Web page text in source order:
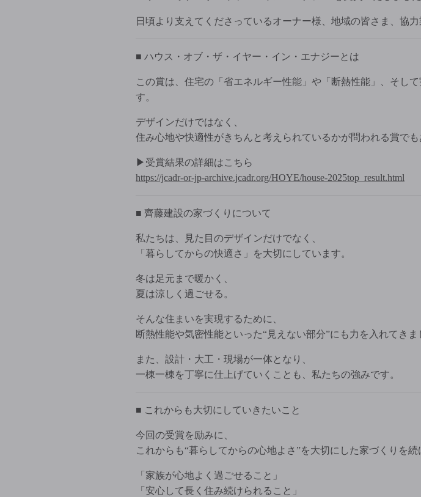
日頃より支えてくださっているオーナー様、地域の皆さま、協
■ ハウス・オブ・ザ・イヤー・イン・エナジーとは
この賞は、住宅の「省エネルギー性能」や「断熱性能」、そし
す。
デザインだけではなく、
住み心地や快適性がきちんと考えられているかが問われる賞でも
▶受賞結果の詳細はこちら
https://jcadr-or-jp-archive.jcadr.org/HOYE/house-2025top_result.html
■ 齊藤建設の家づくりについて
私たちは、見た目のデザインだけでなく、
「暮らしてからの快適さ」を大切にしています。
冬は足元まで暖かく、
夏は涼しく過ごせる。
そんな住まいを実現するために、
断熱性能や気密性能といった“見えない部分”にも力を入れてきま
また、設計・大工・現場が一体となり、
一棟一棟を丁寧に仕上げていくことも、私たちの強みです。
■ これからも大切にしていきたいこと
今回の受賞を励みに、
これからも“暮らしてからの心地よさ”を大切にした家づくりを続
「家族が心地よく過ごせること」
「安心して長く住み続けられること」